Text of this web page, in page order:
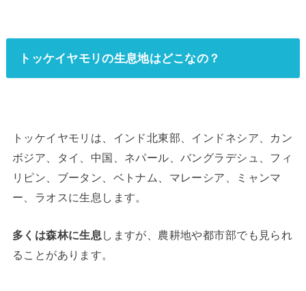
トッケイヤモリの生息地はどこなの？
トッケイヤモリは、インド北東部、インドネシア、カン
ボジア、タイ、中国、ネパール、バングラデシュ、フィ
リピン、ブータン、ベトナム、マレーシア、ミャンマ
ー、ラオスに生息します。
多くは森林に生息 しますが、農耕地や都市部でも見られ
ることがあります。